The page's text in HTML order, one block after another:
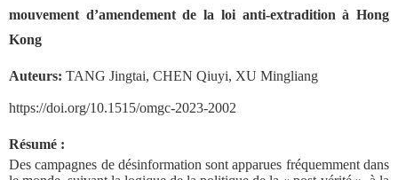
mouvement d’amendement de la loi anti-extradition à Hong
Kong
Auteurs: TANG Jingtai, CHEN Qiuyi, XU Mingliang
https://doi.org/10.1515/omgc-2023-2002
Résumé :
Des campagnes de désinformation sont apparues fréquemment dans